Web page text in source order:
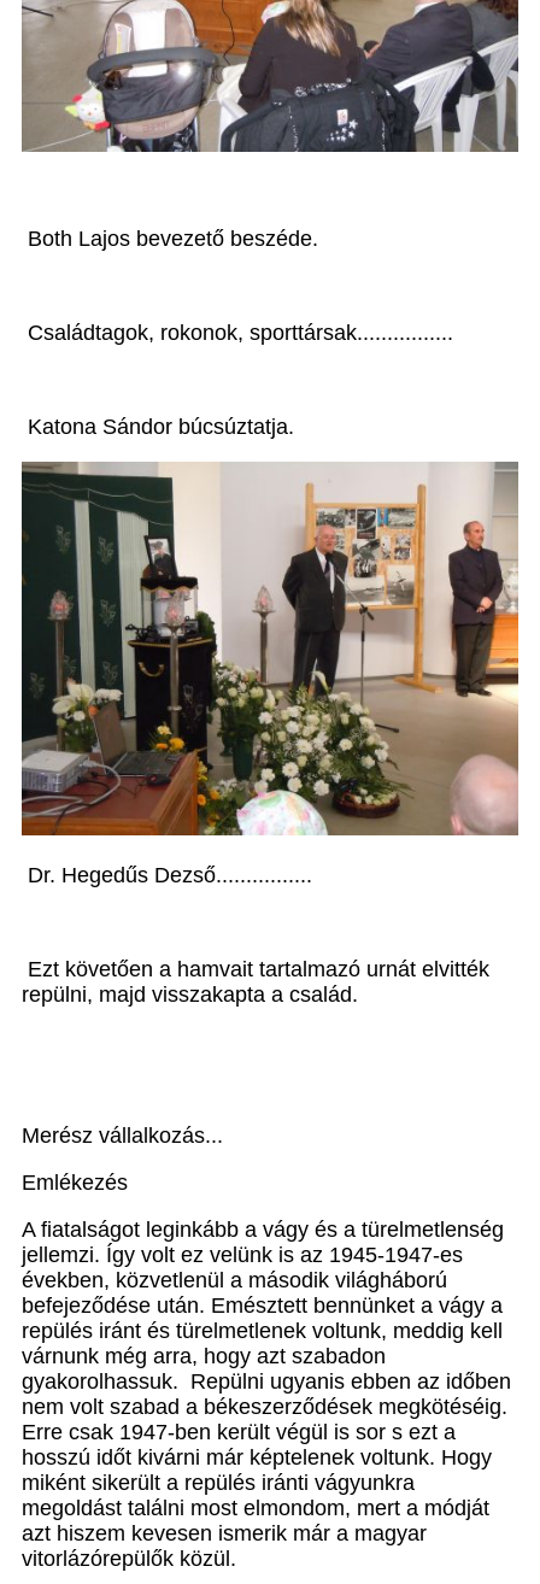
Both Lajos bevezető beszéde.
Családtagok, rokonok, sporttársak................
Katona Sándor búcsúztatja.
Dr. Hegedűs Dezső................
Ezt követően a hamvait tartalmazó urnát elvitték
repülni, majd visszakapta a család.
Merész vállalkozás...
Emlékezés
A fiatalságot leginkább a vágy és a türelmetlenség
jellemzi. Így volt ez velünk is az 1945-1947-es
években, közvetlenül a második világháború
befejeződése után. Emésztett bennünket a vágy a
repülés iránt és türelmetlenek voltunk, meddig kell
várnunk még arra, hogy azt szabadon
gyakorolhassuk. Repülni ugyanis ebben az időben
nem volt szabad a békeszerződések megkötéséig.
Erre csak 1947-ben került végül is sor s ezt a
hosszú időt kivárni már képtelenek voltunk. Hogy
miként sikerült a repülés iránti vágyunkra
megoldást találni most elmondom, mert a módját
azt hiszem kevesen ismerik már a magyar
vitorlázórepülők közül.